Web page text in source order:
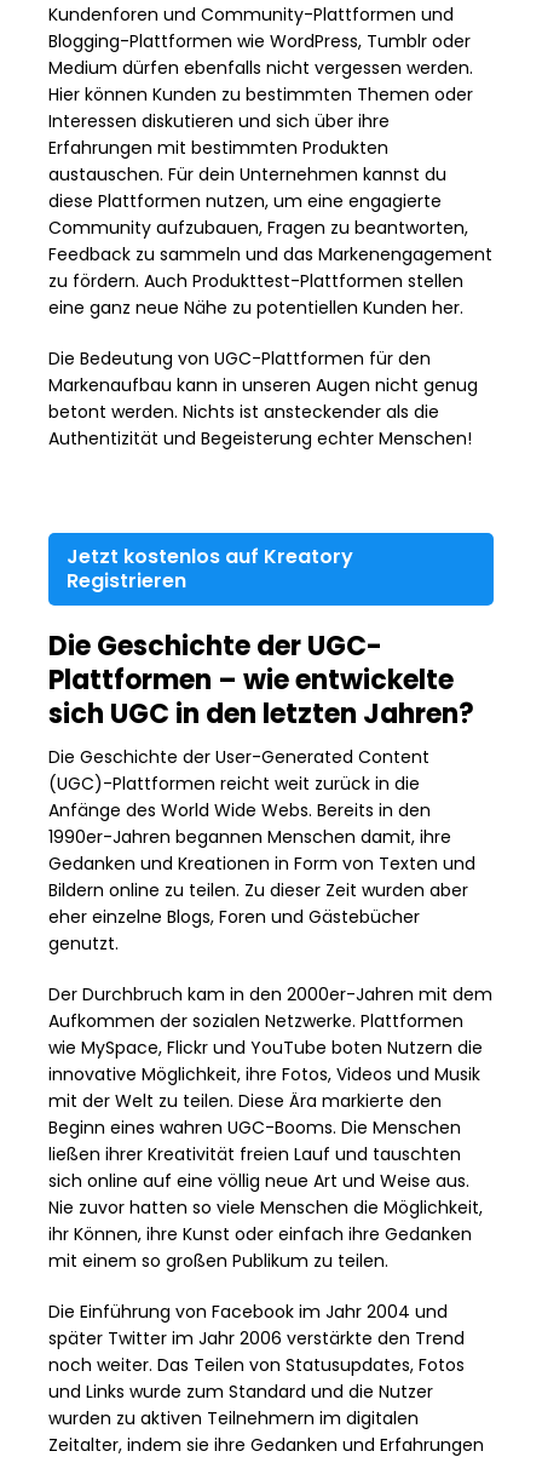
Kundenforen und Community-Plattformen und
Blogging-Plattformen wie WordPress, Tumblr oder
Medium dürfen ebenfalls nicht vergessen werden.
Hier können Kunden zu bestimmten Themen oder
Interessen diskutieren und sich über ihre
Erfahrungen mit bestimmten Produkten
austauschen. Für dein Unternehmen kannst du
diese Plattformen nutzen, um eine engagierte
Community aufzubauen, Fragen zu beantworten,
Feedback zu sammeln und das Markenengagement
zu fördern. Auch Produkttest-Plattformen stellen
eine ganz neue Nähe zu potentiellen Kunden her.
Die Bedeutung von UGC-Plattformen für den
Markenaufbau kann in unseren Augen nicht genug
betont werden. Nichts ist ansteckender als die
Authentizität und Begeisterung echter Menschen!
Jetzt kostenlos auf Kreatory
Registrieren
Die Geschichte der UGC-
Plattformen – wie entwickelte
sich UGC in den letzten Jahren?
Die Geschichte der User-Generated Content
(UGC)-Plattformen reicht weit zurück in die
Anfänge des World Wide Webs. Bereits in den
1990er-Jahren begannen Menschen damit, ihre
Gedanken und Kreationen in Form von Texten und
Bildern online zu teilen. Zu dieser Zeit wurden aber
eher einzelne Blogs, Foren und Gästebücher
genutzt.
Der Durchbruch kam in den 2000er-Jahren mit dem
Aufkommen der sozialen Netzwerke. Plattformen
wie MySpace, Flickr und YouTube boten Nutzern die
innovative Möglichkeit, ihre Fotos, Videos und Musik
mit der Welt zu teilen. Diese Ära markierte den
Beginn eines wahren UGC-Booms. Die Menschen
ließen ihrer Kreativität freien Lauf und tauschten
sich online auf eine völlig neue Art und Weise aus.
Nie zuvor hatten so viele Menschen die Möglichkeit,
ihr Können, ihre Kunst oder einfach ihre Gedanken
mit einem so großen Publikum zu teilen.
Die Einführung von Facebook im Jahr 2004 und
später Twitter im Jahr 2006 verstärkte den Trend
noch weiter. Das Teilen von Statusupdates, Fotos
und Links wurde zum Standard und die Nutzer
wurden zu aktiven Teilnehmern im digitalen
Zeitalter, indem sie ihre Gedanken und Erfahrungen